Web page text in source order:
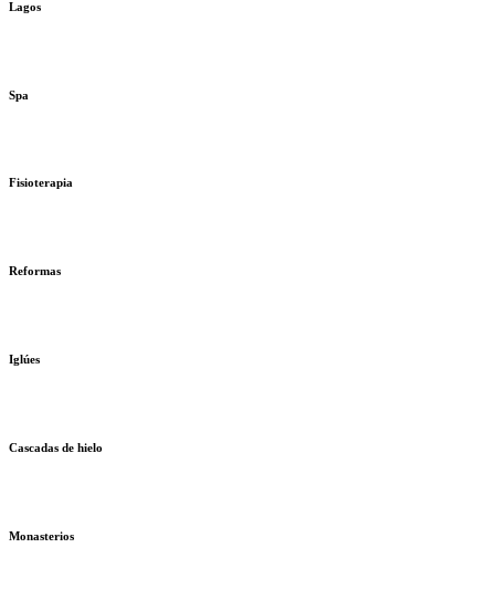
Lagos
Spa
Fisioterapia
Reformas
Iglúes
Cascadas de hielo
Monasterios